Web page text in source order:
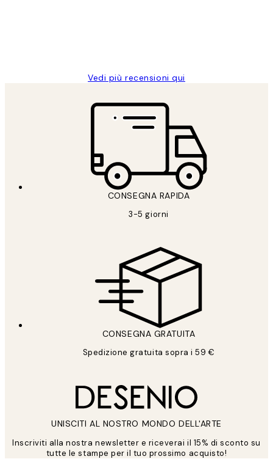
Vedi più recensioni qui
CONSEGNA RAPIDA
3-5 giorni
CONSEGNA GRATUITA
Spedizione gratuita sopra i 59 €
UNISCITI AL NOSTRO MONDO DELL'ARTE
Inscriviti alla nostra newsletter e riceverai il 15% di sconto su
tutte le stampe per il tuo prossimo acquisto!